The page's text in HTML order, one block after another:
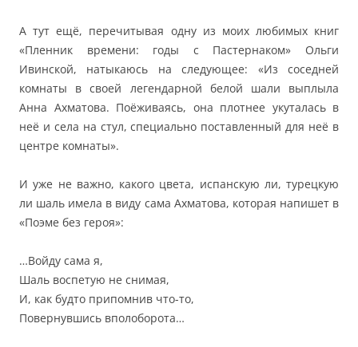
А тут ещё, перечитывая одну из моих любимых книг
«Пленник времени: годы с Пастернаком» Ольги
Ивинской, натыкаюсь на следующее: «Из соседней
комнаты в своей легендарной белой шали выплыла
Анна Ахматова. Поёживаясь, она плотнее укуталась в
неё и села на стул, специально поставленный для неё в
центре комнаты».
И уже не важно, какого цвета, испанскую ли, турецкую
ли шаль имела в виду сама Ахматова, которая напишет в
«Поэме без героя»:
…Войду сама я,
Шаль воспетую не снимая,
И, как будто припомнив что-то,
Повернувшись вполоборота…